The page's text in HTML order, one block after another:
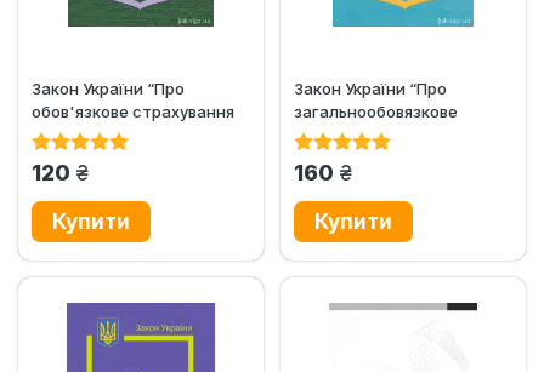
Закон України “Про
обов'язкове страхування
цивільно-правової...
120 грн.
Закон України “Про
загальнообовязкове
державне пенсійне
160 грн.